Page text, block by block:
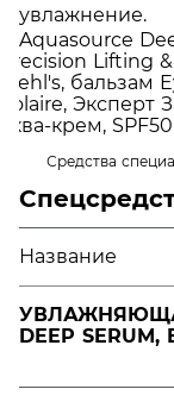
увлажнение.
Средства
Название
DEEP SERUM,